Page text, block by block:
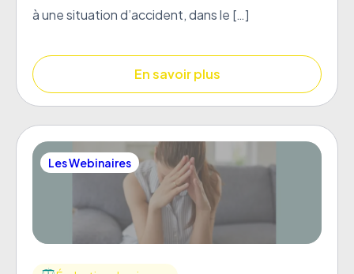
à une situation d’accident, dans le […]
En savoir plus
Les Webinaires